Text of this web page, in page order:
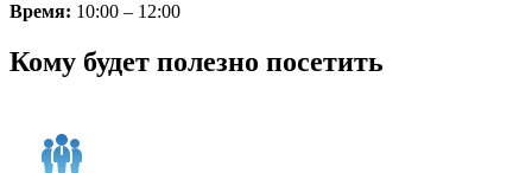
Время: 10:00 – 12:00
Кому будет полезно посетить